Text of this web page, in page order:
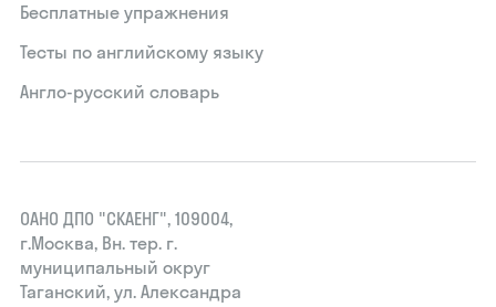
Бесплатные упражнения
Тесты по английскому языку
Англо-русский словарь
ОАНО ДПО "СКАЕНГ", 109004,
г.Москва, Вн. тер. г.
муниципальный округ
Таганский, ул. Александра